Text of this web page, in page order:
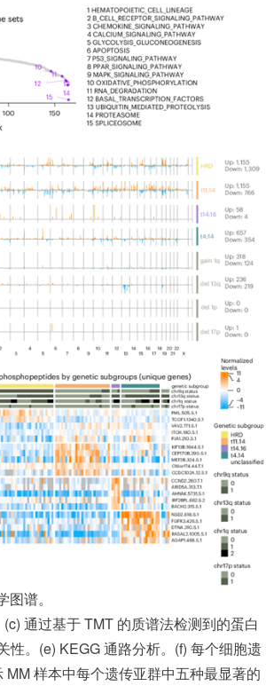
谱。
通过基于 TMT 的质谱法检测到的蛋白
性。(e) KEGG 通路分析。(f) 每个细胞遗
样本中每个遗传亚群中五种最显著的